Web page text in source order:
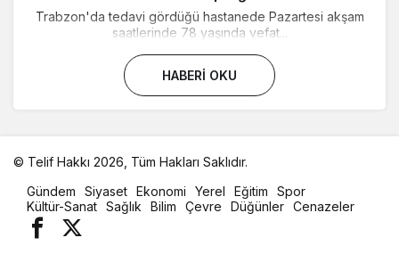
Trabzon'da tedavi gördüğü hastanede Pazartesi akşam
saatlerinde 78 yaşında vefat...
HABERI OKU
© Telif Hakkı 2026, Tüm Hakları Saklıdır.
oto
kiralama
parça
eşya
Gündem Siyaset Ekonomi Yerel Eğitim
Spor
Kültür-Sanat Sağlık Bilim Çevre Düğünler Cenazeler